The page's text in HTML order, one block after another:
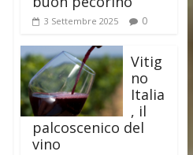
3 Settembre 2025 0
Vitig
no
Italia
, il
palcoscenico del
vino